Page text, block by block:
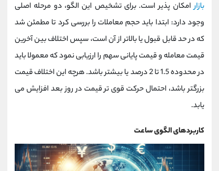
بازارامکان پذیر است. برای تشخیص این الگو، دو مرحله اصلی
وجود دارد: ابتدا باید حجم معاملات را بررسی کرد تا مطمئن شد
که در حد قابل قبول یا بالاتر از آن است، سپس اختلاف بین آخرین
قیمت معامله و قیمت پایانی سهم را ارزیابی نمود که معمولا باید
در محدوده 1.5 تا 2 درصد یا بیشتر باشد. هرچه این اختلاف قیمت
بزرگتر باشد، احتمال حرکت قوی تر قیمت در روز بعد افزایش می
یابد.
کاربردهای الگوی ساعت